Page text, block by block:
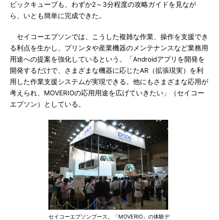
ビックキューブも、わずか2～3分程度の攻略ガイドを見なが
ら、いとも簡単に完成できた。
セイコーエプソンでは、こうした複雑な作業、操作を支援でき
る利点を生かし、プリンタや産業機器のメンテナンスなど業務用
用途への提案を強化しているという。「Androidアプリを開発を
開発するだけで、さまざまな機器に応じたAR（拡張現実）を利
用した作業支援システムが実現できる。他にもさまざまな応用が
考えられ、MOVERIOの応用用途を広げていきたい」（セイコー
エプソン）としている。
セイコーエプソンブース。「MOVERIO」の体験デ